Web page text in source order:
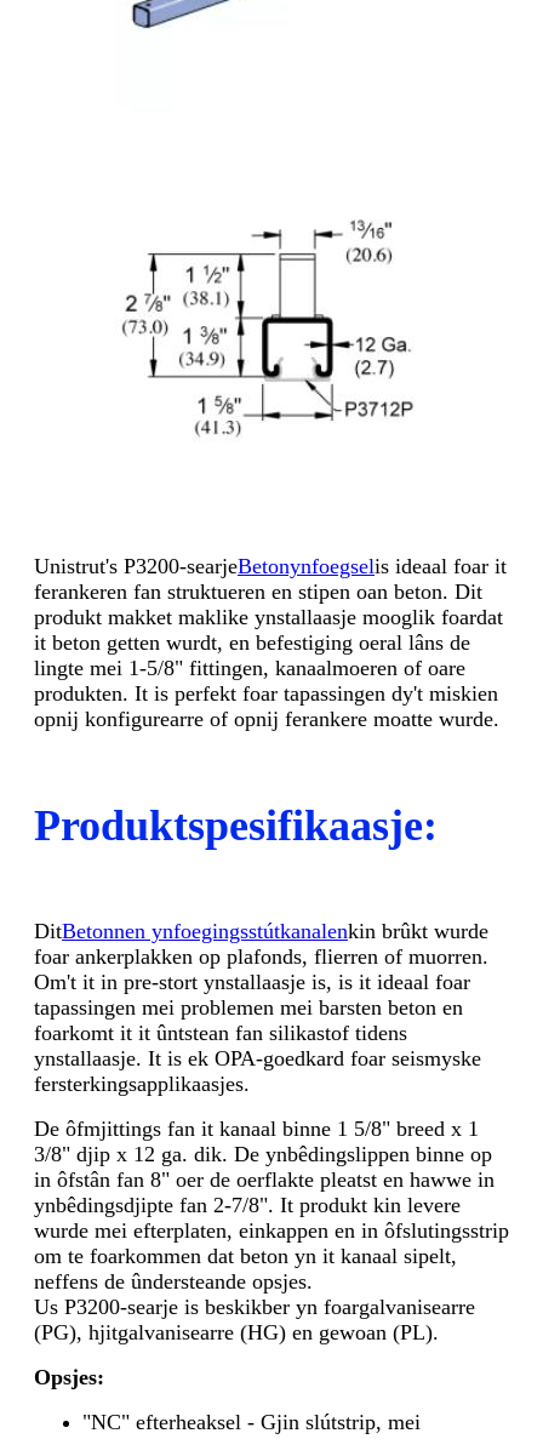
Unistrut's P3200-searjeBetonynfoegselis ideaal foar it
ferankeren fan struktueren en stipen oan beton. Dit
produkt makket maklike ynstallaasje mooglik foardat
it beton getten wurdt, en befestiging oeral lâns de
lingte mei 1-5/8" fittingen, kanaalmoeren of oare
produkten. It is perfekt foar tapassingen dy't miskien
opnij konfigurearre of opnij ferankere moatte wurde.
Produktspesifikaasje:
DitBetonnen ynfoegingsstútkanalenkin brûkt wurde
foar ankerplakken op plafonds, flierren of muorren.
Om't it in pre-stort ynstallaasje is, is it ideaal foar
tapassingen mei problemen mei barsten beton en
foarkomt it it ûntstean fan silikastof tidens
ynstallaasje. It is ek OPA-goedkard foar seismyske
fersterkingsapplikaasjes.
De ôfmjittings fan it kanaal binne 1 5/8" breed x 1
3/8" djip x 12 ga. dik. De ynbêdingslippen binne op
in ôfstân fan 8" oer de oerflakte pleatst en hawwe in
ynbêdingsdjipte fan 2-7/8". It produkt kin levere
wurde mei efterplaten, einkappen en in ôfslutingsstrip
om te foarkommen dat beton yn it kanaal sipelt,
neffens de ûndersteande opsjes.
Us P3200-searje is beskikber yn foargalvanisearre
(PG), hjitgalvanisearre (HG) en gewoan (PL).
Opsjes:
"NC" efterheaksel - Gjin slútstrip, mei